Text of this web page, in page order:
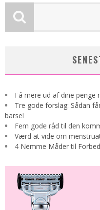
Få mere ud af dine
Tre gode forslag: Sådan
barsel
Fem gode råd til den
Værd at vide om
4 Nemme Måder til